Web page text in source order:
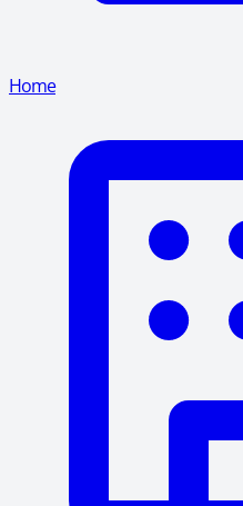
Home